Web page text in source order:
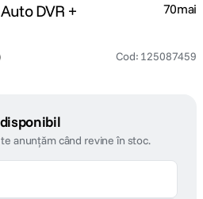
DVR +
Cod: 125087459
70mai
anunțăm când revine în stoc.